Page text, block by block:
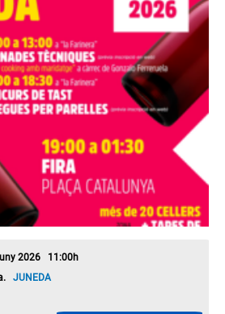
2026 11:00h
JUNEDA